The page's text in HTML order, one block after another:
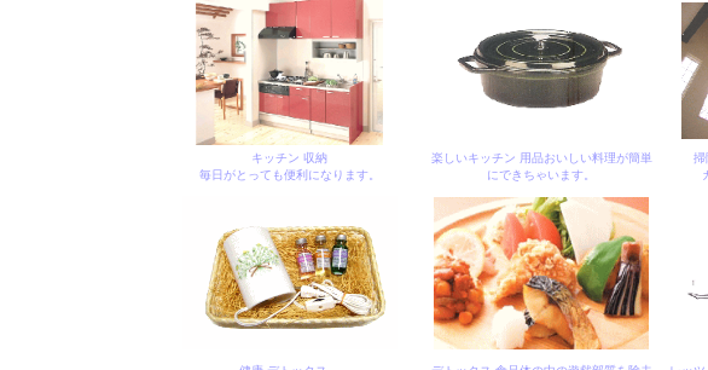
キッチン 収納
毎日がとっても便利になります。
楽しいキッチン 用品おいしい料理が簡単
にできちゃいます。
掃